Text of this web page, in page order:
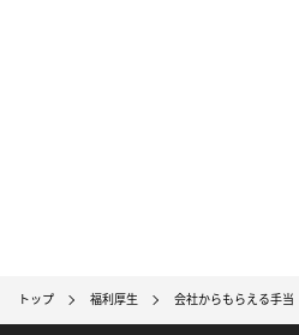
トップ 福利厚生 会社からもらえる手当